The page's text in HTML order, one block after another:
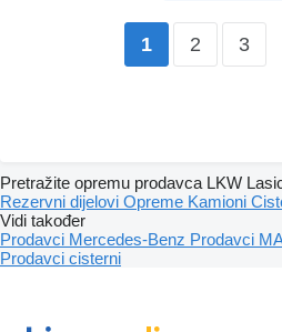
1 2 3
Pretražite opremu prodavca LKW
Rezervni dijelovi Opreme Kamioni
Vidi također
Prodavci Mercedes-Benz Prodavci
Prodavci cisterni